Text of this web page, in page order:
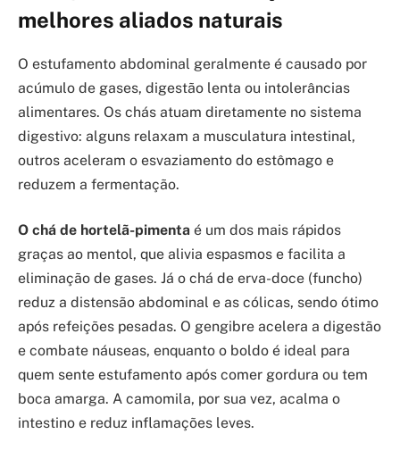
melhores aliados naturais
O estufamento abdominal geralmente é causado por
acúmulo de gases, digestão lenta ou intolerâncias
alimentares. Os chás atuam diretamente no sistema
digestivo: alguns relaxam a musculatura intestinal,
outros aceleram o esvaziamento do estômago e
reduzem a fermentação.
O chá de hortelã-pimenta é um dos mais rápidos
graças ao mentol, que alivia espasmos e facilita a
eliminação de gases. Já o chá de erva-doce (funcho)
reduz a distensão abdominal e as cólicas, sendo ótimo
após refeições pesadas. O gengibre acelera a digestão
e combate náuseas, enquanto o boldo é ideal para
quem sente estufamento após comer gordura ou tem
boca amarga. A camomila, por sua vez, acalma o
intestino e reduz inflamações leves.